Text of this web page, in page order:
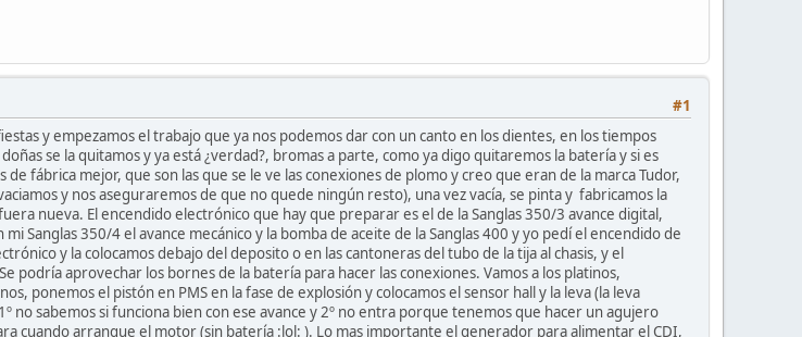
#1
y empezamos el trabajo que ya nos podemos dar con un canto en los dientes, en los tiempos
se la quitamos y ya está ¿verdad?, bromas a parte, como ya digo quitaremos la batería y si es
fábrica mejor, que son las que se le ve las conexiones de plomo y creo que eran de la marca Tudor,
y nos aseguraremos de que no quede ningún resto), una vez vacía, se pinta y fabricamos la
nueva. El encendido electrónico que hay que preparar es el de la Sanglas 350/3 avance digital,
Sanglas 350/4 el avance mecánico y la bomba de aceite de la Sanglas 400 y yo pedí el encendido de
y la colocamos debajo del deposito o en las cantoneras del tubo de la tija al chasis, y el
podría aprovechar los bornes de la batería para hacer las conexiones. Vamos a los platinos,
ponemos el pistón en PMS en la fase de explosión y colocamos el sensor hall y la leva (la leva
no sabemos si funciona bien con ese avance y 2º no entra porque tenemos que hacer un agujero
cuando arranque el motor (sin batería :lol: ). Lo mas importante el generador para alimentar el CDI,